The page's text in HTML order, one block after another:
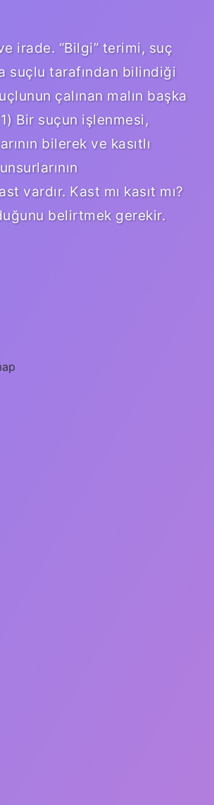
irade. “Bilgi” terimi, suç
suçlu tarafından bilindiği
çalınan malın başka
Bir suçun işlenmesi,
bilerek ve kasıtlı
vardır. Kast mı kasıt mı?
belirtmek gerekir.